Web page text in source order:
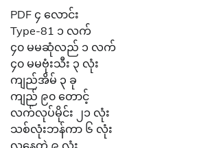
PDF ၄ လောင်း
Type-81 ၁ လက်
၄၀ မမဆုံလည် ၁ လက်
၄၀ မမဗုံးသီး ၃ လုံး
ကျည်အိမ် ၃ ခု
ကျည် ၉၀ တောင့်
လက်လုပ်မိုင်း ၂၁ လုံး
သစ်လုံးဘန်ကာ ၆ လုံး
လူနေတဲ ၉ လုံး